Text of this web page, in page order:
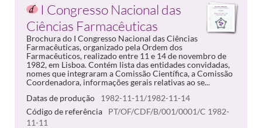
I Congresso Nacional das
Ciências Farmacêuticas
Brochura do I Congresso Nacional das Ciências
Farmacêuticas, organizado pela Ordem dos
Farmacêuticos, realizado entre 11 e 14 de novembro de
1982, em Lisboa. Contém lista das entidades convidadas,
nomes que integraram a Comissão Científica, a Comissão
Coordenadora, informações gerais relativas ao se...
Datas de produção
1982-11-11/1982-11-14
Código de referência
PT/OF/CDF/B/001/0001/C 1982-
11-11